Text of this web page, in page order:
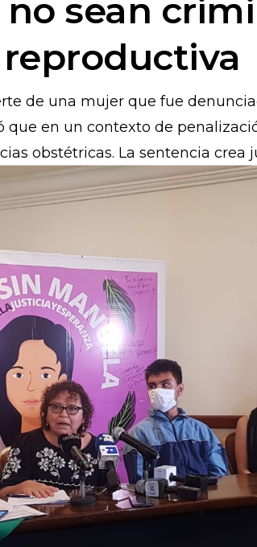
de
y
sean
de una mujer que fue
en un contexto de
obstétricas. La sentencia crea